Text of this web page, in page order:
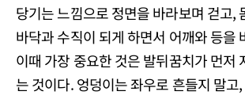
당기는 느낌으로 정면을 바라보며 걷고,
바닥과 수직이 되게 하면서 어깨와 등을
이때 가장 중요한 것은 발뒤꿈치가 먼저
는 것이다. 엉덩이는 좌우로 흔들지 말고